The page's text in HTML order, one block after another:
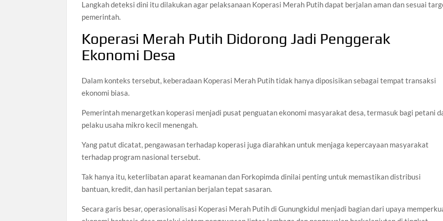
Langkah deteksi dini itu dilakukan agar pelaksanaan Koperasi Merah Putih dapat berjalan aman dan sesuai
pemerintah.
Koperasi Merah Putih Didorong Jadi Penggerak
Ekonomi Desa
Dalam konteks tersebut, keberadaan Koperasi Merah Putih tidak hanya diposisikan sebagai tempat transaksi
ekonomi biasa.
Pemerintah menargetkan koperasi menjadi pusat penguatan ekonomi masyarakat desa, termasuk bagi petani
pelaku usaha mikro kecil menengah.
Yang patut dicatat, pengawasan terhadap koperasi juga diarahkan untuk menjaga kepercayaan masyarakat
terhadap program nasional tersebut.
Tak hanya itu, keterlibatan aparat keamanan dan Forkopimda dinilai penting untuk memastikan distribusi
bantuan, kredit, dan hasil pertanian berjalan tepat sasaran.
Secara garis besar, operasionalisasi Koperasi Merah Putih di Gunungkidul menjadi bagian dari upaya